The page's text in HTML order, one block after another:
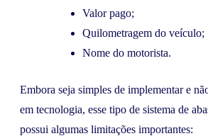
Valor pago;
Quilometragem do veículo;
Nome do motorista.
Embora seja simples de implementar e
em tecnologia, esse tipo de sistema de
possui algumas limitações importantes: